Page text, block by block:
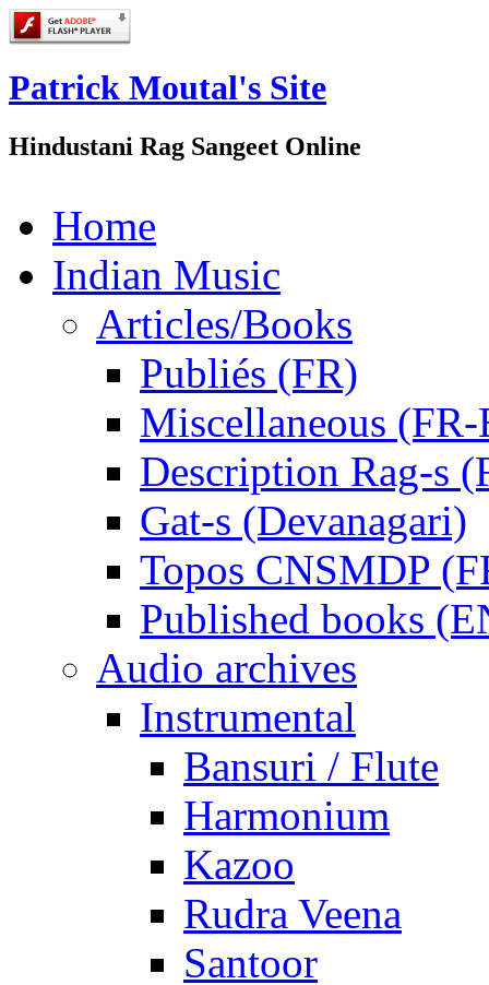
Patrick Moutal's Site
Hindustani Rag Sangeet Online
Home
Indian Music
Articles/Books
Publiés (FR)
Miscellaneous
Description Rag-s
Gat-s (Devanagari)
Topos CNSMDP
Published books
Audio archives
Instrumental
Bansuri / Flute
Harmonium
Kazoo
Rudra Veena
Santoor